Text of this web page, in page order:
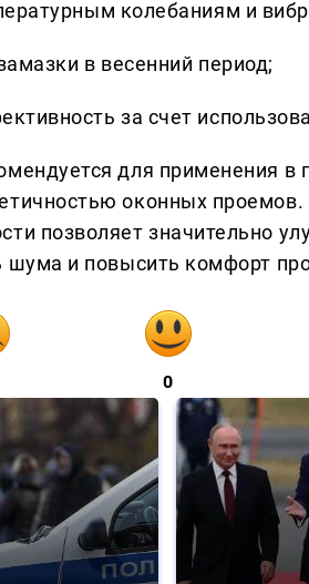
колебаниям и
в весенний период;
за счет
для применения в
оконных проемов.
позволяет значительно
шума и повысить комфорт
0